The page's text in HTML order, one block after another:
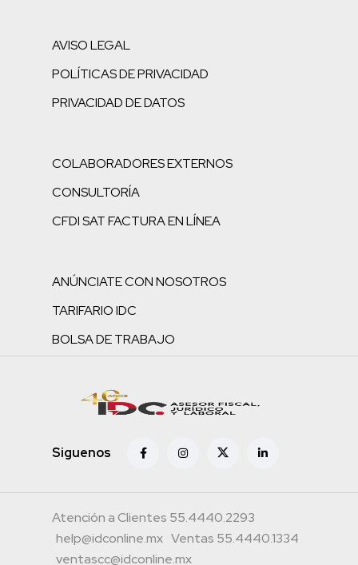
AVISO LEGAL
POLÍTICAS DE PRIVACIDAD
PRIVACIDAD DE DATOS
COLABORADORES EXTERNOS
CONSULTORÍA
CFDI SAT FACTURA EN LÍNEA
ANÚNCIATE CON NOSOTROS
TARIFARIO IDC
BOLSA DE TRABAJO
Siguenos
Atención a Clientes 55.4440.2293
help@idconline.mx Ventas 55.4440.1334
ventascc@idconline.mx